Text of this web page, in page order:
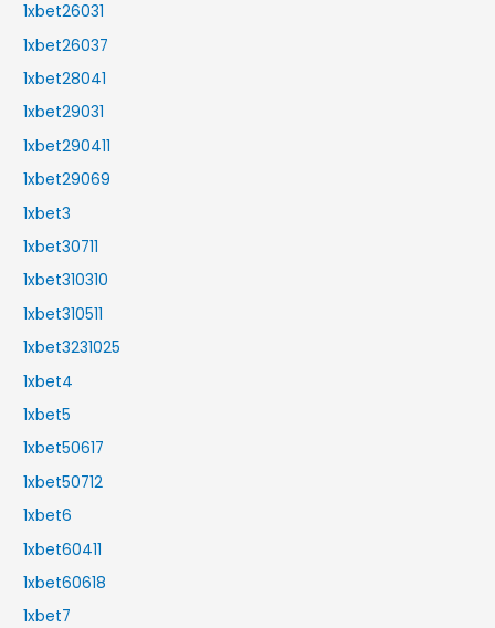
1xbet26031
1xbet26037
1xbet28041
1xbet29031
1xbet290411
1xbet29069
1xbet3
1xbet30711
1xbet310310
1xbet310511
1xbet3231025
1xbet4
1xbet5
1xbet50617
1xbet50712
1xbet6
1xbet60411
1xbet60618
1xbet7